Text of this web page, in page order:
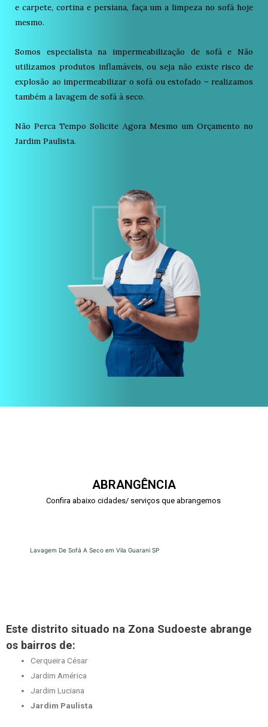
e carpete, cortina e persiana, faça um a limpeza no sofá hoje
mesmo.
Somos especialista na impermeabilização de sofá e Não
utilizamos produtos inflamáveis, ou seja não existe risco de
explosão ao impermeabilizar o sofá ou estofado – realizamos
também a lavagem de sofá à seco.
Não Perca Tempo Solicite Agora Mesmo um Orçamento no
Jardim Paulista.
ABRANGÊNCIA
Confira abaixo cidades/ serviços que abrangemos
Lavagem De Sofá A Seco em Vila Guarani SP
Este distrito situado na Zona Sudoeste abrange
os bairros de:
Cerqueira César
Jardim América
Jardim Luciana
Jardim Paulista